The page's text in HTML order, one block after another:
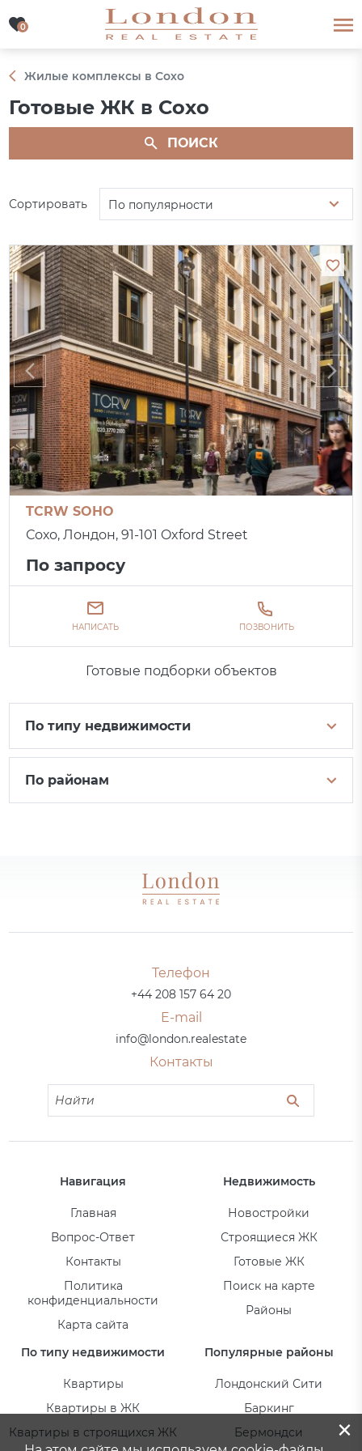
0
0
Жилые комплексы в Сохо
Готовые ЖК в Сохо
ПОИСК
Сортировать По популярности
TCRW SOHO
Сохо, Лондон, 91-101 Oxford Street
По запросу
НАПИСАТЬ ПОЗВОНИТЬ
Готовые подборки объектов
По типу недвижимости
По районам
Телефон
+44 208 157 64 20
E-mail
info@london.realestate
Контакты
Навигация
Главная
Вопрос-Ответ
Контакты
Политика
конфиденциальности
Карта сайта
Недвижимость
Новостройки
Строящиеся ЖК
Готовые ЖК
Поиск на карте
Районы
По типу недвижимости
Квартиры
Квартиры в ЖК
Квартиры в строящихся ЖК
Популярные районы
Лондонский Сити
Баркинг
Бермондси
×